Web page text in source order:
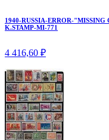
1940-RUSSIA-ERROR-
K.STAMP-MI-771
4 416,60 ₽